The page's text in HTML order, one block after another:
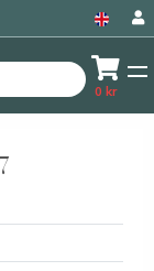
0 kr